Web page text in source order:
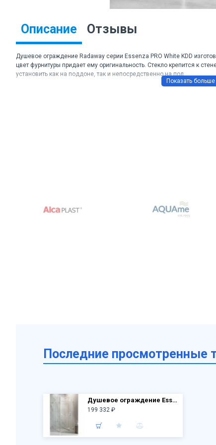
Описание Отзывы
Душевое ограждение Radaway серии Essenza PRO White KDD
цвет фурнитуры придает ему оригинальность. Стекло крепится к
установить как на поддоне, так и непосредственно на пол.
Последние просмотренные
Душевое ограждение Essenza PRO White KDD 90х90 10096090-04-01L + 10096090-04-01R (стекло прозр.)
199 332 ₽